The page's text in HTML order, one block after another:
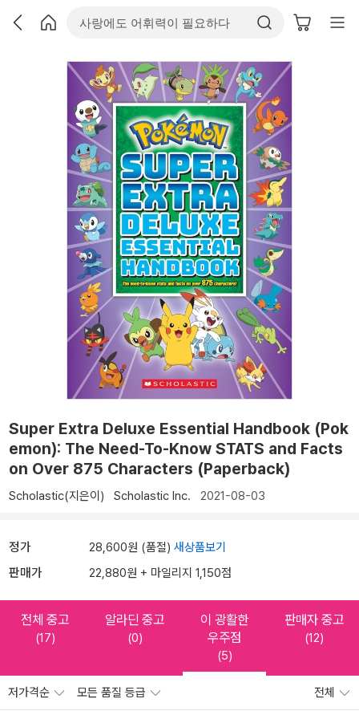
Super Extra Deluxe Essential Handbook (Pok
emon): The Need-To-Know STATS and Facts
on Over 875 Characters (Paperback)
Scholastic(지은이) Scholastic Inc. 2021-08-03
정가 28,600원 (품절) 새상품보기
판매가 22,880원 + 마일리지 1,150점
전체 중고
(17)
알라딘 중고
(0)
이 광활한
우주점
(5)
판매자 중고
(12)
저가격순 모든 품질 등급 전체